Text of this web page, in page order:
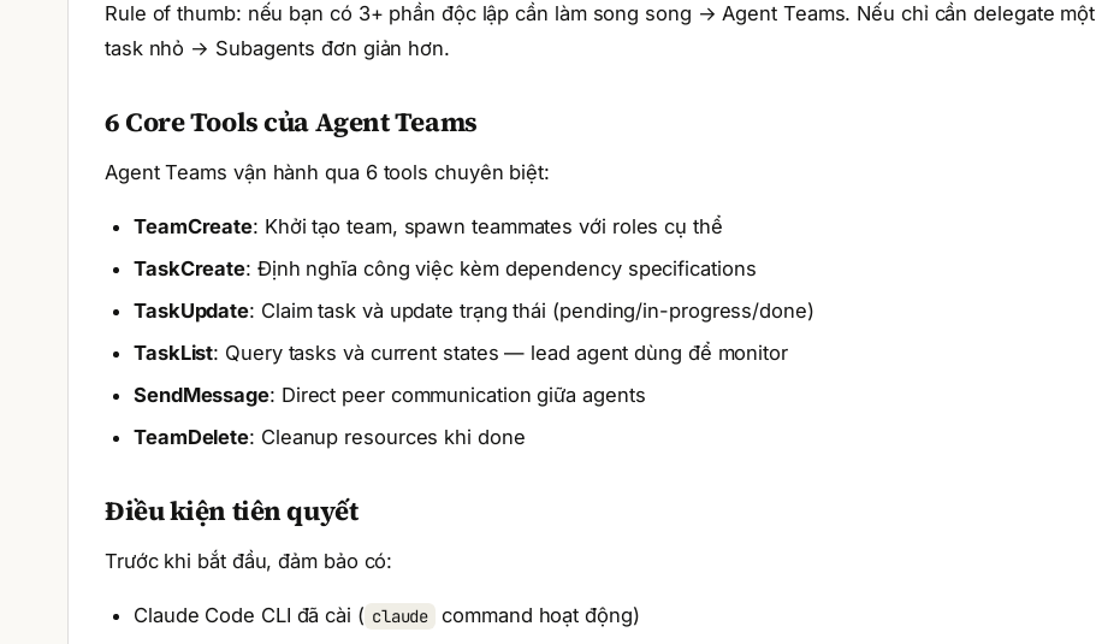
Rule of thumb: nếu bạn có 3+ phần độc lập cần làm song song → Agent Teams. Nếu chỉ cần delegate một
task nhỏ → Subagents đơn giản hơn.
6 Core Tools của Agent Teams
Agent Teams vận hành qua 6 tools chuyên biệt:
TeamCreate: Khởi tạo team, spawn teammates với roles cụ thể
TaskCreate: Định nghĩa công việc kèm dependency specifications
TaskUpdate: Claim task và update trạng thái (pending/in-progress/done)
TaskList: Query tasks và current states — lead agent dùng để monitor
SendMessage: Direct peer communication giữa agents
TeamDelete: Cleanup resources khi done
Điều kiện tiên quyết
Trước khi bắt đầu, đảm bảo có:
Claude Code CLI đã cài ( claude
command hoạt động)